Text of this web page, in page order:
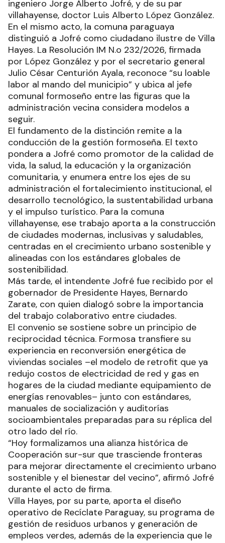
ingeniero Jorge Alberto Jofré, y de su par
villahayense, doctor Luis Alberto López González.
En el mismo acto, la comuna paraguaya
distinguió a Jofré como ciudadano ilustre de Villa
Hayes. La Resolución IM N.o 232/2026, firmada
por López González y por el secretario general
Julio César Centurión Ayala, reconoce “su loable
labor al mando del municipio” y ubica al jefe
comunal formoseño entre las figuras que la
administración vecina considera modelos a
seguir.
El fundamento de la distinción remite a la
conducción de la gestión formoseña. El texto
pondera a Jofré como promotor de la calidad de
vida, la salud, la educación y la organización
comunitaria, y enumera entre los ejes de su
administración el fortalecimiento institucional, el
desarrollo tecnológico, la sustentabilidad urbana
y el impulso turístico. Para la comuna
villahayense, ese trabajo aporta a la construcción
de ciudades modernas, inclusivas y saludables,
centradas en el crecimiento urbano sostenible y
alineadas con los estándares globales de
sostenibilidad.
Más tarde, el intendente Jofré fue recibido por el
gobernador de Presidente Hayes, Bernardo
Zarate, con quien dialogó sobre la importancia
del trabajo colaborativo entre ciudades.
El convenio se sostiene sobre un principio de
reciprocidad técnica. Formosa transfiere su
experiencia en reconversión energética de
viviendas sociales –el modelo de retrofit que ya
redujo costos de electricidad de red y gas en
hogares de la ciudad mediante equipamiento de
energías renovables– junto con estándares,
manuales de socialización y auditorías
socioambientales preparadas para su réplica del
otro lado del río.
“Hoy formalizamos una alianza histórica de
Cooperación sur-sur que trasciende fronteras
para mejorar directamente el crecimiento urbano
sostenible y el bienestar del vecino”, afirmó Jofré
durante el acto de firma.
Villa Hayes, por su parte, aporta el diseño
operativo de Recíclate Paraguay, su programa de
gestión de residuos urbanos y generación de
empleos verdes, además de la experiencia que le